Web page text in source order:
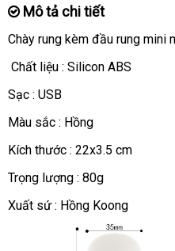
Mô tả chi tiết
Chày rung kèm đầu rung mini
Chất liệu : Silicon ABS
Sạc : USB
Màu sắc : Hồng
Kích thước : 22x3.5 cm
Trọng lượng : 80g
Xuất sứ : Hồng Koong